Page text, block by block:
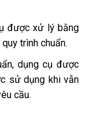
được xử lý bằng
trình chuẩn.
dụng cụ được
sử dụng khi vẫn
cầu.